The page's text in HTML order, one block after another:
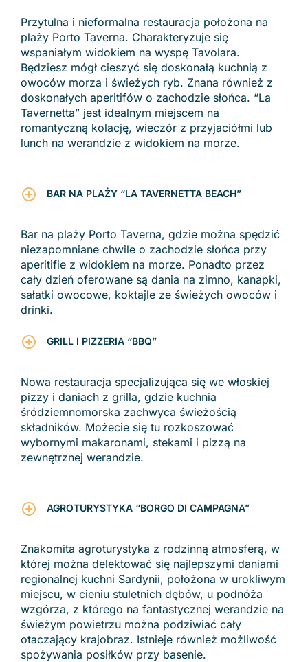
Przytulna i nieformalna restauracja położona na
plaży Porto Taverna. Charakteryzuje się
wspaniałym widokiem na wyspę Tavolara.
Będziesz mógł cieszyć się doskonałą kuchnią z
owoców morza i świeżych ryb. Znana również z
doskonałych aperitifów o zachodzie słońca. “La
Tavernetta” jest idealnym miejscem na
romantyczną kolację, wieczór z przyjaciółmi lub
lunch na werandzie z widokiem na morze.
BAR NA PLAŻY “LA TAVERNETTA BEACH”
Bar na plaży Porto Taverna, gdzie można spędzić
niezapomniane chwile o zachodzie słońca przy
aperitifie z widokiem na morze. Ponadto przez
cały dzień oferowane są dania na zimno, kanapki,
sałatki owocowe, koktajle ze świeżych owoców i
drinki.
GRILL I PIZZERIA “BBQ”
Nowa restauracja specjalizująca się we włoskiej
pizzy i daniach z grilla, gdzie kuchnia
śródziemnomorska zachwyca świeżością
składników. Możecie się tu rozkoszować
wybornymi makaronami, stekami i pizzą na
zewnętrznej werandzie.
AGROTURYSTYKA “BORGO DI CAMPAGNA”
Znakomita agroturystyka z rodzinną atmosferą, w
której można delektować się najlepszymi daniami
regionalnej kuchni Sardynii, położona w urokliwym
miejscu, w cieniu stuletnich dębów, u podnóża
wzgórza, z którego na fantastycznej werandzie na
świeżym powietrzu można podziwiać cały
otaczający krajobraz. Istnieje również możliwość
spożywania posiłków przy basenie.